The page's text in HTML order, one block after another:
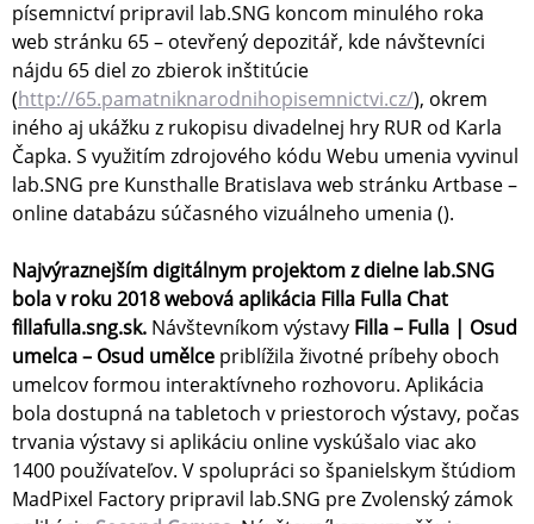
písemnictví pripravil lab.SNG koncom minulého roka
web stránku 65 – otevřený depozitář, kde návštevníci
nájdu 65 diel zo zbierok inštitúcie
(http://65.pamatniknarodnihopisemnictvi.cz/), okrem
iného aj ukážku z rukopisu divadelnej hry RUR od Karla
Čapka. S využitím zdrojového kódu Webu umenia vyvinul
lab.SNG pre Kunsthalle Bratislava web stránku Artbase –
online databázu súčasného vizuálneho umenia ().
Najvýraznejším digitálnym projektom z dielne lab.SNG
bola v roku 2018 webová aplikácia Filla Fulla Chat
fillafulla.sng.sk. Návštevníkom výstavy Filla – Fulla | Osud
umelca – Osud umělce priblížila životné príbehy oboch
umelcov formou interaktívneho rozhovoru. Aplikácia
bola dostupná na tabletoch v priestoroch výstavy, počas
trvania výstavy si aplikáciu online vyskúšalo viac ako
1400 používateľov. V spolupráci so španielskym štúdiom
MadPixel Factory pripravil lab.SNG pre Zvolenský zámok